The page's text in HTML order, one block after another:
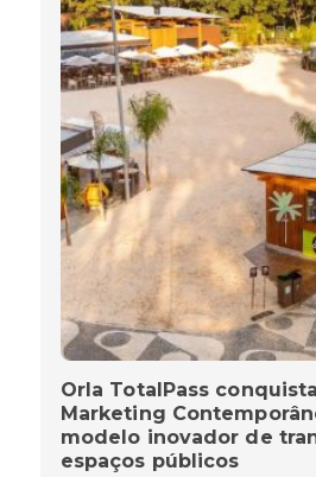
Orla TotalPass
Marketing
modelo inovador de
espaços públicos